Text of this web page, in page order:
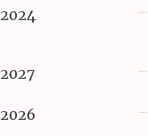
2024 —
2027 —
2026 —